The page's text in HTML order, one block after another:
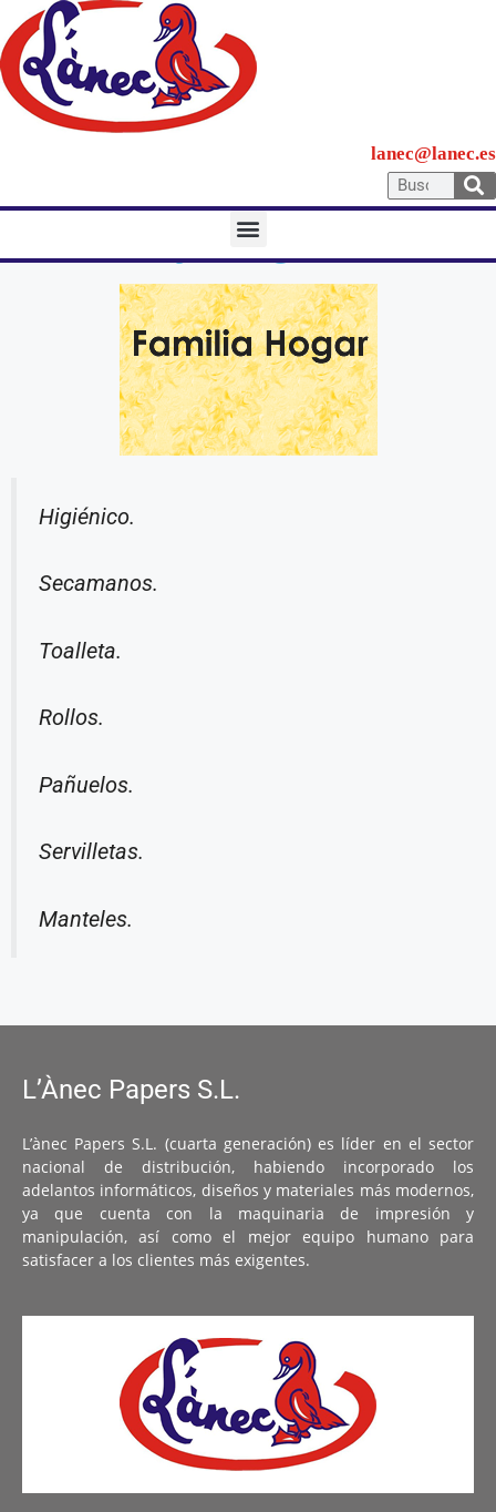
lanec@lanec.es
PAPELES de HIGIENE.
Familia y Hogar.
Higiénico.
Secamanos.
Toalleta.
Rollos.
Pañuelos.
Servilletas.
Manteles.
L’Ànec Papers S.L.
L’ànec Papers S.L. (cuarta generación) es líder en el sector
nacional de distribución, habiendo incorporado los
adelantos informáticos, diseños y materiales más modernos,
ya que cuenta con la maquinaria de impresión y
manipulación, así como el mejor equipo humano para
satisfacer a los clientes más exigentes.